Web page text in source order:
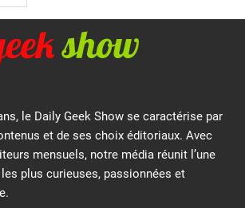
le Daily Geek Show se caractérise par
et de ses choix éditoriaux. Avec
mensuels, notre média réunit l’une
plus curieuses, passionnées et